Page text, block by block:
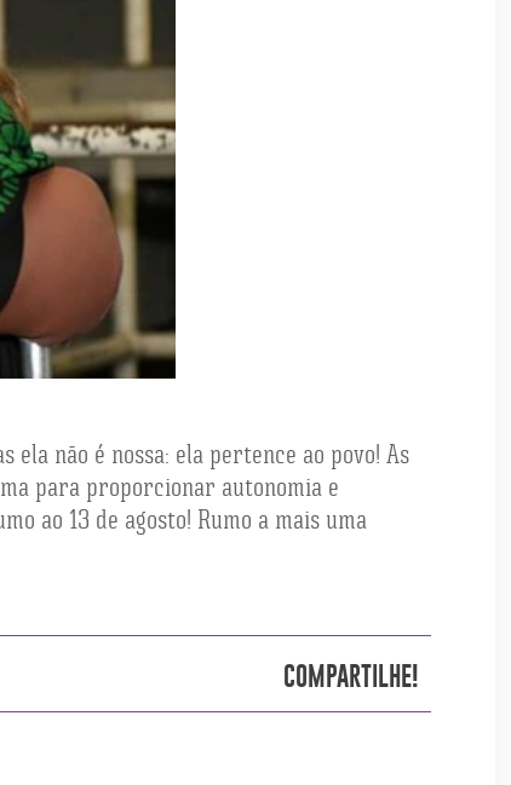
não é nossa: ela pertence ao povo! As
para proporcionar autonomia e
ao 13 de agosto! Rumo a mais uma
COMPARTILHE!